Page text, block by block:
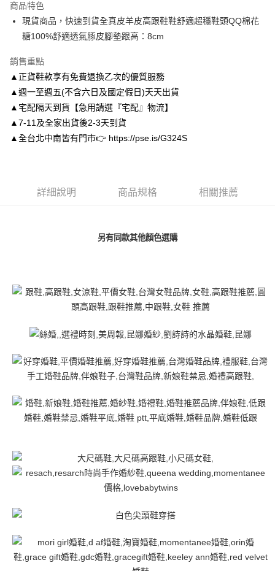
合作金庫商業銀行
華南商業銀行
彰化商業銀行
上海商業儲蓄銀行
台北富邦商業銀行
臺灣中小企業銀行
匯豐（台灣）商業銀行
華泰商業銀行
聯邦商業銀行
遠東國際商業銀行
元大商業銀行
永豐商業銀行
星展（台灣）商業銀行
台新國際商業銀行
台灣樂天信用卡公司
6 期 0 利率 每期
華南商業銀行
上海商業儲蓄銀行
國泰世華商業銀行
臺灣中小企業銀行
台中商業銀行
匯豐（台灣）商業銀行
華泰商業銀行
聯邦商業銀行
遠東國際商業銀行
元大商業銀行
玉山商業銀行
LINE Pay
Apple Pay
街口支付
悠遊付
Google Pay
AFTEE先享後付是「在收到商品之後才付款」的支付方式。 讓您購物簡單
便利好安心！
３．安心：先確認商品／服務後，再付款。
２．訂單成立數日內，您將收到繳費通知簡訊。
３．收到繳費通知簡訊後14天內，點擊此簡訊中的連結，可透過四大超商／
ATM／網路銀行／等多元方式進行付款，方視為交易完成。
購買商品的店家。未經商家同意取消之訂單仍視為有效，需透過AFTEE先享
後付繳納相關費用。
※ 交易是否成功請以「AFTEE先享後付 」之結帳頁面顯示為準，若有關於
是否繳費成功／繳費後需取消欲退款等相關疑問，請聯繫「AFTEE先享後付
客戶支援中心」https://netprotections.freshdesk.com/support/home
【注意事項】
１．透過由恩沛科技股份有限公司提供之「AFTEE先享後付」服務完成之交
易，需依本服務之必要範圍內提供個人資料，並將交易相關給付款項請求債
https://aftee.tw/terms/#terms3
３．未成年的使用者請事先徵得法定代理人或監護人之同意方可使用
「AFTEE先享後付」，若未經同意申辦者引起之損失，本公司不負相關責
時審查核予不同之上限額度；若仍有額度不足之情形，本公司將視審查結果
請求用戶進行身份認證。
恩沛科技股份有限公司將有權停止該用戶之使用額度並採取法律行動。
每筆NT$80，滿NT$3,000(含以上)免運費
每筆NT$80，滿NT$3,000(含以上)免運費
離島宅配
商品特色
現貨商品，快速到貨全真皮羊皮高跟鞋鞋舒適超穩鞋頭QQ棉花
糖100%舒適透氣豚皮腳墊跟高：8cm
銷售重點
▲正貨鞋款享有免費退換乙次的優質服務
▲週一至週五(不含六日及國定假日)天天出貨
▲宅配隔天到貨【急用請選『宅配』物流】
▲7-11及全家出貨後2-3天到貨
▲全台北中南皆有門市👉 https://pse.is/G324S
詳細說明 商品規格 相關推薦
另有同款其他顏色選購